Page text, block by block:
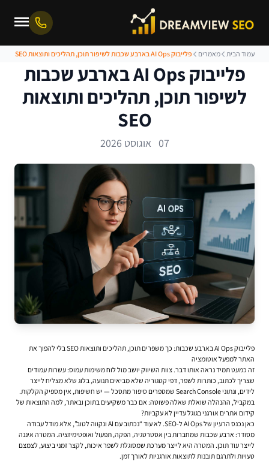
עמוד הבית מאמרים פלייבוק AI Ops בארבע שכבות לשיפור תוכן, תהליכים ותוצאות SEO
פלייבוק AI Ops בארבע שכבות
לשיפור תוכן, תהליכים ותוצאות
SEO
07 אוגוסט 2026
פלייבוק AI Ops בארבע שכבות: כך משפרים תוכן, תהליכים ותוצאות SEO בלי להפוך את
האתר למפעל אוטומציה
זה כמעט תמיד נראה אותו דבר. צוות השיווק יושב מול לוח משימות עמוס: עשרות עמודים
שצריך לכתוב, כותרות לשפר, דפי קטגוריה שלא מביאים תנועה, בלוג שלא מצליח לייצר
לידים, ונתוני Search Console שמספרים סיפור מתסכל — יש חשיפות, אין מספיק הקלקות.
במקביל, ההנהלה שואלת שאלה פשוטה: אם כבר משקיעים בתוכן ובאתר, למה התוצאות של
קידום אתרים אורגני בגוגלעדיין לא עקביות?
כאן נכנס הרעיון של AI Ops ל-SEO. לא עוד “נכתוב עם AI ונקווה לטוב”, אלא מודל עבודה
מסודר: ארבע שכבות שמחברות בין אסטרטגיה, הפקה, תפעול ואופטימיזציה. המטרה איננה
לייצר עוד תוכן. המטרה היא לייצר מערכת שמסוגלת לשפר איכות, לקצר זמני ביצוע, לצמצם
טעויות ולתרגם תובנות לתוצאות אורגניות לאורך זמן.